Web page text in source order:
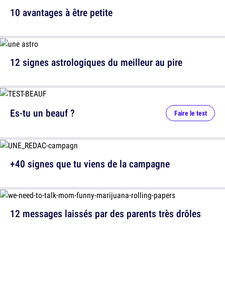
10 avantages à être petite
12 signes astrologiques du meilleur au pire
12 messages laissés par des parents très drôles
Es-tu un beauf ? Faire le test
+40 signes que tu viens de la campagne